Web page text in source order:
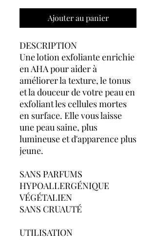
Ajouter au panier
DESCRIPTION
Une lotion exfoliante enrichie
en AHA pour aider à
améliorer la texture, le tonus
et la douceur de votre peau en
exfoliant les cellules mortes
en surface. Elle vous laisse
une peau saine, plus
lumineuse et d'apparence plus
jeune.
SANS PARFUMS
HYPOALLERGÉNIQUE
VÉGÉTALIEN
SANS CRUAUTÉ
UTILISATION